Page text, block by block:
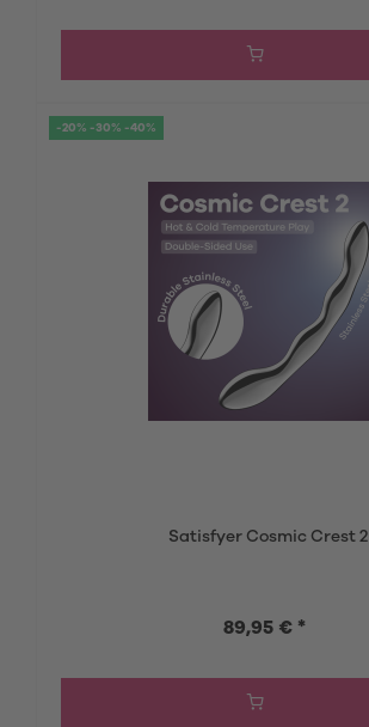
-20% -30% -40%
Satisfyer Cosmic Crest 2
89,95 € *